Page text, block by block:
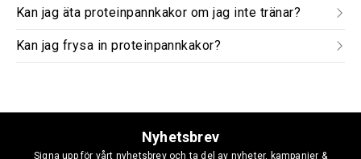
Kan jag äta proteinpannkakor om jag inte tränar?
Kan jag frysa in proteinpannkakor?
Nyhetsbrev
Signa upp för vårt nyhetsbrev och ta del av nyheter, kampanjer &